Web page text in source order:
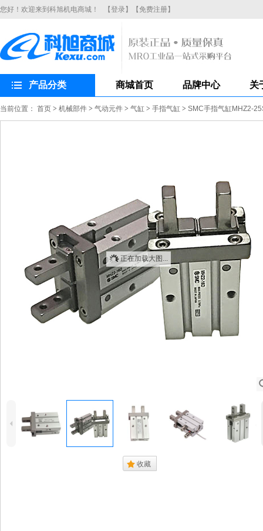
您好！欢迎来到科旭机电商城！ 【登录】 【免费注册】
产品分类 商城首页 品牌中心 关
当前位置： 首页 > 机械部件 > 气动元件 > 气缸 > 手指气缸 > SMC手指气缸MHZ2-
正在加载大图...
4
. 收藏